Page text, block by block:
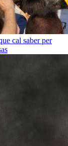
cal saber per